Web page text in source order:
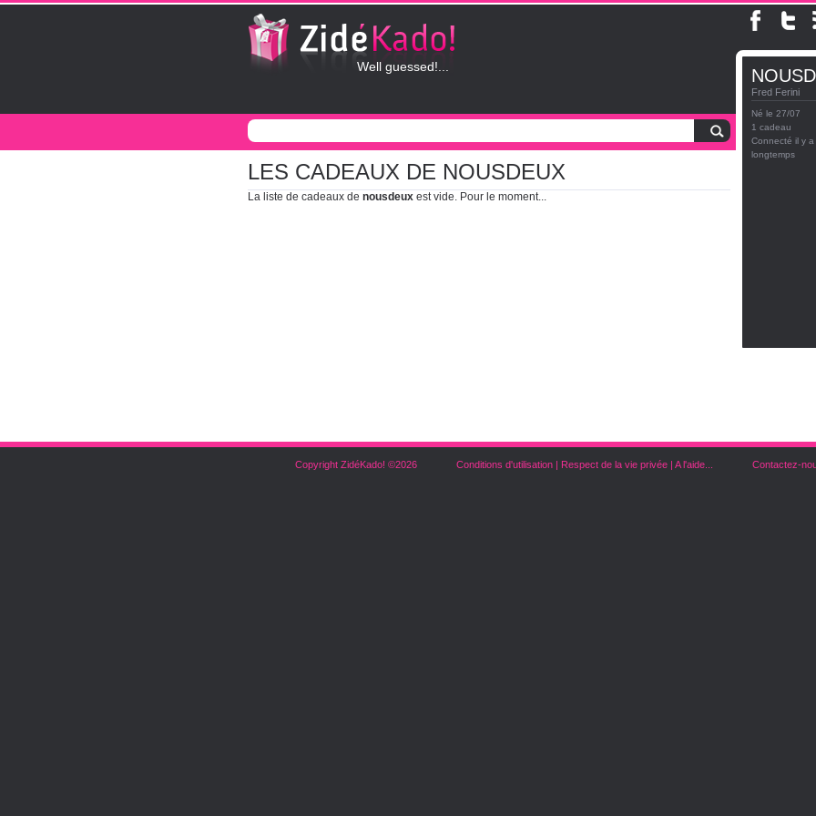
Well guessed!...
LES CADEAUX DE NOUSDEUX
La liste de cadeaux de nousdeux est vide. Pour le moment...
Fred Ferini
Né le 27/07
1 cadeau
Connecté il y a
longtemps
Copyright ZidéKado! ©2026 Conditions d'utilisation | Respect de la vie privée | A l'aide... Contactez-